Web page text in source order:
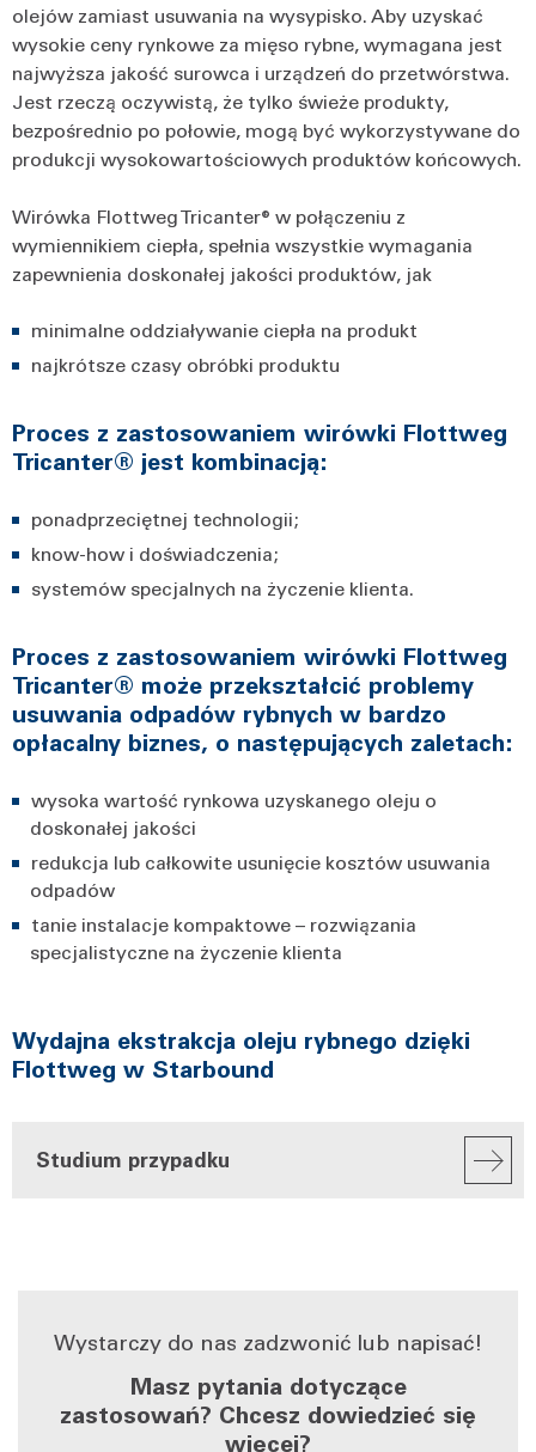
olejów zamiast usuwania na wysypisko. Aby uzyskać
wysokie ceny rynkowe za mięso rybne, wymagana jest
najwyższa jakość surowca i urządzeń do przetwórstwa.
Jest rzeczą oczywistą, że tylko świeże produkty,
bezpośrednio po połowie, mogą być wykorzystywane do
produkcji wysokowartościowych produktów końcowych.
Wirówka Flottweg Tricanter® w połączeniu z
wymiennikiem ciepła, spełnia wszystkie wymagania
zapewnienia doskonałej jakości produktów, jak
minimalne oddziaływanie ciepła na produkt
najkrótsze czasy obróbki produktu
Proces z zastosowaniem wirówki Flottweg
Tricanter® jest kombinacją:
ponadprzeciętnej technologii;
know-how i doświadczenia;
systemów specjalnych na życzenie klienta.
Proces z zastosowaniem wirówki Flottweg
Tricanter® może przekształcić problemy
usuwania odpadów rybnych w bardzo
opłacalny biznes, o następujących zaletach:
wysoka wartość rynkowa uzyskanego oleju o
doskonałej jakości
redukcja lub całkowite usunięcie kosztów usuwania
odpadów
tanie instalacje kompaktowe – rozwiązania
specjalistyczne na życzenie klienta
Wydajna ekstrakcja oleju rybnego dzięki
Flottweg w Starbound
Studium przypadku
Wystarczy do nas zadzwonić lub napisać!
Masz pytania dotyczące
zastosowań? Chcesz dowiedzieć się
więcej?